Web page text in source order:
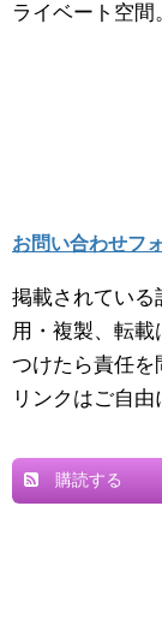
ライベート空間
お問い合わせフ
掲載されている
用・複製、転
つけたら責任を
リンクはご自由
購読する